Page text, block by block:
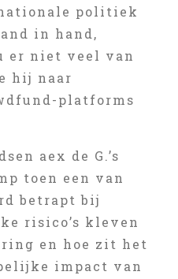
politiek
in hand,
er niet veel van
hij naar
platforms
aex de G.’s
toen een van
betrapt bij
risico’s kleven
en hoe zit het
impact van